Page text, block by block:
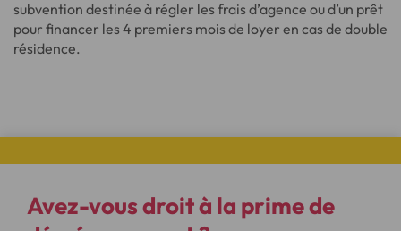
subvention destinée à régler les frais d’agence ou d’un prêt
pour financer les 4 premiers mois de loyer en cas de double
résidence.
Avez-vous droit à la prime de